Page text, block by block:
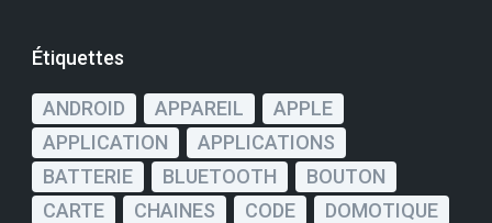
Étiquettes
ANDROID APPAREIL
APPLE
APPLICATION
APPLICATIONS
BATTERIE
BLUETOOTH
BOUTON
CARTE
CHAINES CODE
DOMOTIQUE